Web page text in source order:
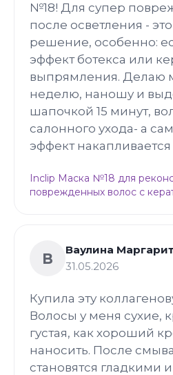
№18! Для супер
после осветления -
решение, особенно:
эффект ботекса или
выпрямления. Делаю
неделю, наношу и
шапочкой 15 минут,
салонного ухода- а
эффект
Inclip Маска №18 для
поврежденных волос с
В
Ваулина
31.05.2026
Купила эту
Волосы у меня сухие,
густая, как хороший
наносить. После
становятся гладкими